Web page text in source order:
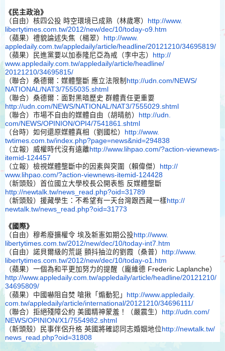
《民主政治》
（自由）核四公投 時空環境已成熟（林歲寒）
http://www.
libertytimes.com.tw/2012/new/dec/10/today-o9.htm
（蘋果）禮貌論述失焦（楊翠）
http://www.
appledaily.com.tw/appledaily/article/headline/20121210/34695819/
（蘋果）民進黨要以加泰隆尼亞為戒（李中志）
http://
www.appledaily.com.tw/appledaily/article/headline/
20121210/34695815/
（聯合）桑德爾：媒體壟斷 應立法限制 http://udn.com/NEWS/
NATIONAL/NAT3/7555035.shtml
（聯合）桑德爾：面對黑暗歷史 群體責任更重要
http://udn.com/NEWS/NATIONAL/NAT3/7555029.shtml
（聯合）市場不自由的媒體自由（胡晴舫）
http://udn.
com/NEWS/OPINION/OPI4/7541861.shtml
（台時）如何還原媒體真相（劉國松）
http://www.
twtimes.com.tw/index.php?page=news&nid=294838
（立報）威權時代沒有遠離 http://www.lihpao.com/?action-viewnews-
itemid-124457
（立報）檢視媒體壟斷中的因素與突圍（賴偉傑）
http://
www.lihpao.com/?action-viewnews-itemid-124428
（新頭殼）首位國立大學校長公開表態 反媒體壟斷
http://newtalk.tw/news_ read.php?oid=31789
（新頭殼）援藏學生：不希望有一天台灣跟西藏一樣 http://
newtalk.tw/news_read.php?oid=31773
《國際》
（自由）穆希廢擴權令 埃及新憲如期公投 http://www.
libertytimes.com.tw/2012/new/dec/10/today-int7.htm
（自由）諾貝爾級的荒誕 顫抖抽泣的劉霞（桑普）
http://www.
libertytimes.com.tw/2012/new/dec/10/today-o1.htm
（蘋果）一個為和平更加努力的提醒（龐維德 Frederic Laplanche）
http://www.appledaily.com.tw/appledaily/article/headline/20121210/
34695809/
（蘋果）中國嚇阻自焚 嗆揪「煽動犯」
http://www.appledaily.
com.tw/appledaily/article/international/20121210/34696111/
（聯合）拒絕殘障公約 美國精神蒙羞！（嚴震生）
http://udn.com/
NEWS/OPINION/X1/7554982.shtml
（新頭殼）民事伴侶升格 英國將確認同志婚姻地位 http://newtalk.tw/
news_read.php?oid=31808